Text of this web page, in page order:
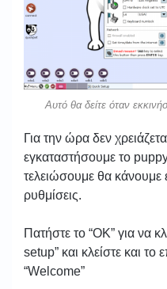
Αυτό θα δείτε όταν
Για την ώρα δεν
εγκαταστήσουμε το
τελειώσουμε θα κάνουμε
ρυθμίσεις.
Πατήστε το “ΟΚ” για να
setup” και κλείστε και
“Welcome”